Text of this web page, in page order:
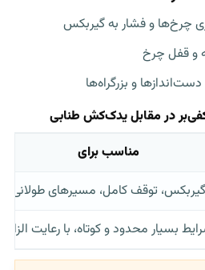
چرخ‌ها و فشار به گیربکس
و قفل چرخ
و بزرگراه‌ها
مناسب برای
توقف کامل، مسیرهای طولانی
بسیار محدود و کوتاه، با رعایت